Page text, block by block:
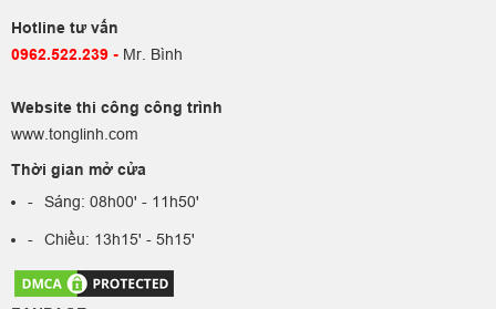
Hotline tư vấn
0962.522.239​ - Mr. Bình
Website thi công công trình
www.tonglinh.com
Thời gian mở cửa
Sáng: 08h00' - 11h50'
Chiều: 13h15' - 5h15'